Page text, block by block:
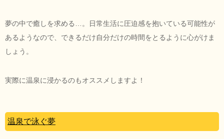
夢の中で癒しを求める…。日常生活に圧迫感を抱いている可能性が
あるようなので、できるだけ自分だけの時間をとるように心がけま
しょう。
実際に温泉に浸かるのもオススメしますよ！
温泉で泳ぐ夢